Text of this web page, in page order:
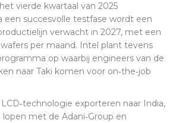
vierde kwartaal van 2025
een succesvolle testfase wordt een
verwacht in 2027, met een
per maand. Intel plant tevens
op waarbij engineers van de
naar Taki komen voor on‑the‑job
LCD‑technologie exporteren naar India,
met de Adani‑Group en